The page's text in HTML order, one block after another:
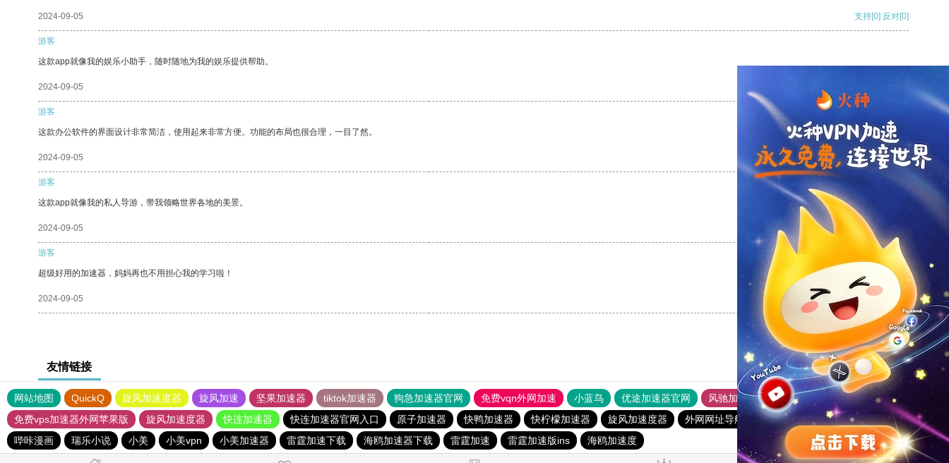
2024-09-05 支持[0] 反对[0]
游客
这款app就像我的娱乐小助手，随时随地为我的娱乐提供帮助。
2024-09-05
游客
这款办公软件的界面设计非常简洁，使用起来非常方便。功能的布局也很合理，一目了然。
2024-09-05 支持[0] 反对[0]
游客
这款app就像我的私人导游，带我领略世界各地的美景。
2024-09-05 支持[0] 反对
游客
超级好用的加速器，妈妈再也不用担心我的学习啦！
2024-09-05 支持[0] 反对[0]
友情链接
网站地图 QuickQ 旋风加速度器 旋风加速 坚果加速器 tiktok加速器 狗急加速器官网 免费vqn外网加速 小蓝鸟 优途加速器官网 风驰加速器
旋风加速器
免费vps加速器外网苹果版
旋风加速度器 快连加速器 快连加速器官网入口 原子加速器 快鸭加速器 快柠檬加速器 旋风加速度器 外网网址导航 软件中心 雷霆加速
狂飙加速器
哔咔漫画
瑞乐小说 小美 小美vpn 小美加速器 雷霆加速下载 海鸥加速器下载 雷霆加速 雷霆加速版ins 海鸥加速度